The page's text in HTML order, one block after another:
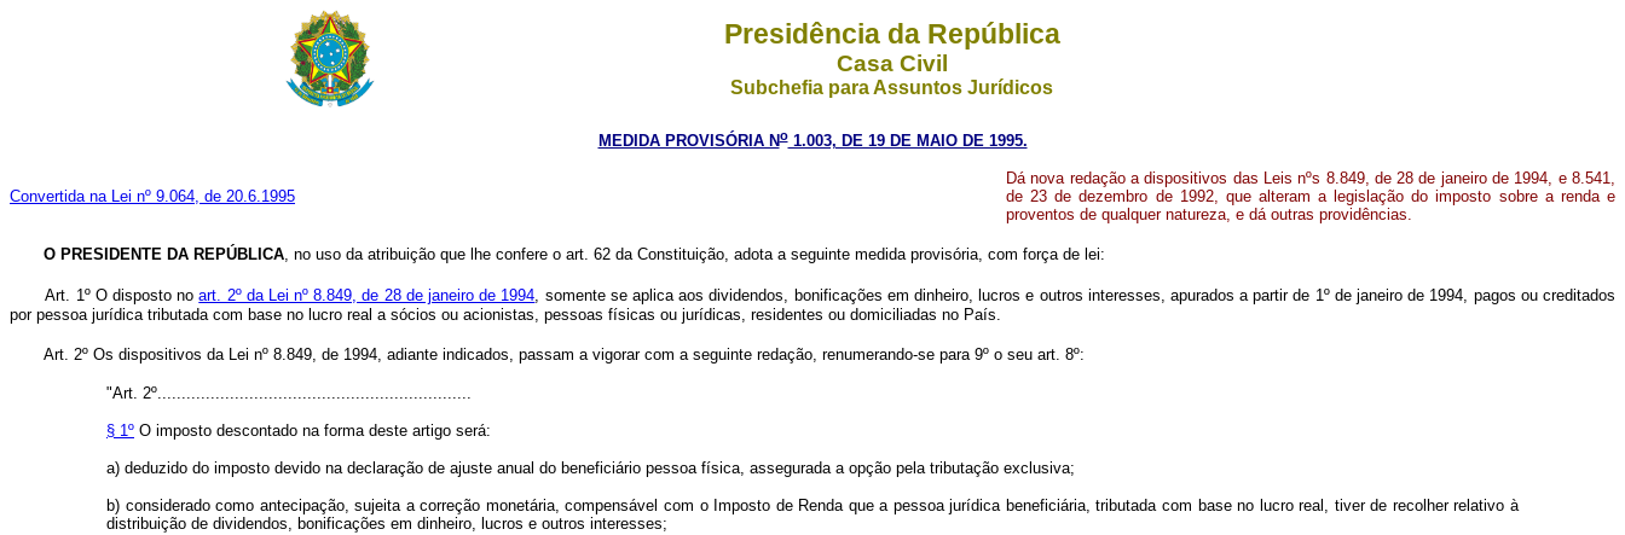
Presidência da República
Casa Civil
Subchefia para Assuntos Jurídicos
MEDIDA PROVISÓRIA No1.003, DE 19 DE MAIO DE 1995.
Convertida na Lei nº 9.064, de 20.6.1995
Dá nova redação a dispositivos das Leis nºs 8.849, de 28 de janeiro de 1994, e 8.541,
de 23 de dezembro de 1992, que alteram a legislação do imposto sobre a renda e
proventos de qualquer natureza, e dá outras providências.
O PRESIDENTE DA REPÚBLICA, no uso da atribuição que lhe confere o art. 62 da Constituição, adota a seguinte medida provisória, com força de lei:
Art. 1º O disposto noart. 2º da Lei nº 8.849, de 28 de janeiro de 1994, somente se aplica aos dividendos, bonificações em dinheiro, lucros e outros interesses, apurados a partir de 1º de janeiro de 1994, pagos ou creditados
por pessoa jurídica tributada com base no lucro real a sócios ou acionistas, pessoas físicas ou jurídicas, residentes ou domiciliadas no País.
Art. 2º Os dispositivos da Lei nº 8.849, de 1994, adiante indicados, passam a vigorar com a seguinte redação, renumerando-se para 9º o seu art. 8º:
"Art. 2º.................................................................
§ 1º O imposto descontado na forma deste artigo será:
a) deduzido do imposto devido na declaração de ajuste anual do beneficiário pessoa física, assegurada a opção pela tributação exclusiva;
b) considerado como antecipação, sujeita a correção monetária, compensável com o Imposto de Renda que a pessoa jurídica beneficiária, tributada com base no lucro real, tiver de recolher relativo à
distribuição de dividendos, bonificações em dinheiro, lucros e outros interesses;